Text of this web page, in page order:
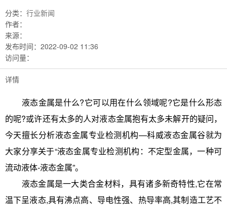
分类： 行业新闻
作者：
来源：
发布时间： 2022-09-02 11:36
访问量：
详情
液态金属是什么?它可以用在什么领域呢?它是什么形态
的呢?或许还有太多的人对液态金属抱有太多未解开的疑问，
今天擅长分析液态金属专业检测机构—科威液态金属谷就为
大家分享关于“液态金属专业检测机构：不定型金属，一种可
流动液体-液态金属”。
液态金属是一大类合金材料，具有诸多新奇特性,它在常
温下呈液态,具有沸点高、导电性强、热导率高,其制造工艺不